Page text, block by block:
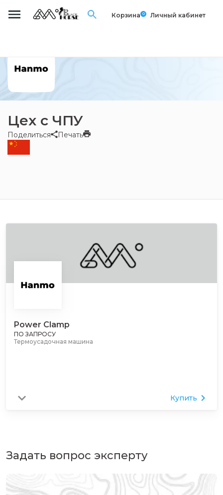
Корзина 0 Личный кабинет
Цех с ЧПУ
Поделиться Печать
Power Clamp
ПО ЗАПРОСУ
Термоусадочная машина
Купить
Задать вопрос эксперту